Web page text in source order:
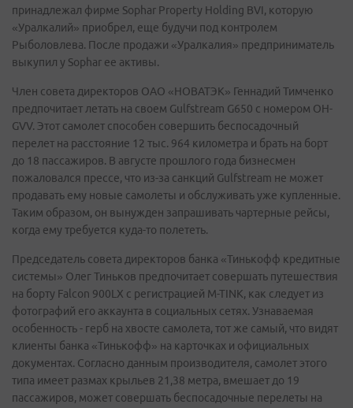
принадлежал фирме Sophar Property Holding BVI, которую
«Уралкалий» приобрел, еще будучи под контролем
Рыболовлева. После продажи «Уралкалия» предприниматель
выкупил у Sophar ее активы.
Член совета директоров ОАО «НОВАТЭК» Геннадий Тимченко
предпочитает летать на своем Gulfstream G650 с номером OH-
GVV. Этот самолет способен совершить беспосадочный
перелет на расстояние 12 тыс. 964 километра и брать на борт
до 18 пассажиров. В августе прошлого года бизнесмен
пожаловался прессе, что из-за санкций Gulfstream не может
продавать ему новые самолеты и обслуживать уже купленные.
Таким образом, он вынужден запрашивать чартерные рейсы,
когда ему требуется куда-то полететь.
Председатель совета директоров банка «Тинькофф кредитные
системы» Олег Тиньков предпочитает совершать путешествия
на борту Falcon 900LX с регистрацией M-TINK, как следует из
фотографий его аккаунта в социальных сетях. Узнаваемая
особенность - герб на хвосте самолета, тот же самый, что видят
клиенты банка «Тинькофф» на карточках и официальных
документах. Согласно данным производителя, самолет этого
типа имеет размах крыльев 21,38 метра, вмешает до 19
пассажиров, может совершать беспосадочные перелеты на